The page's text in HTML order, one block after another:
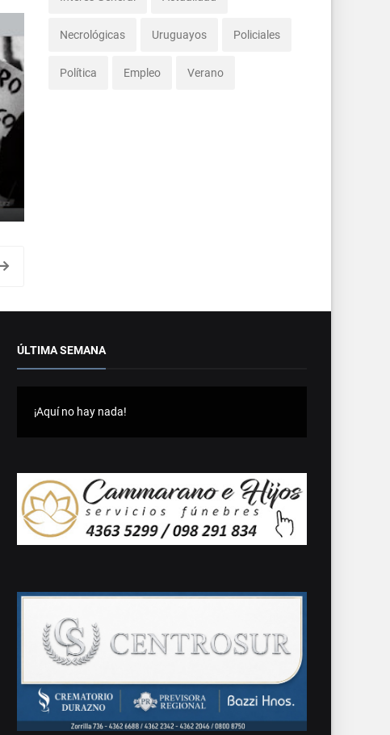
Necrológicas Uruguayos Policiales
Política Empleo Verano
ÚLTIMA SEMANA
¡Aquí no hay nada!